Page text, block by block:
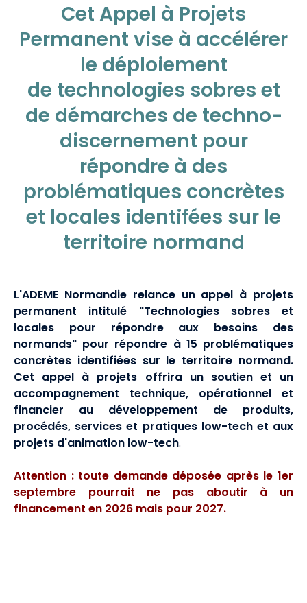
Cet Appel à Projets
Permanent vise à accélérer
le déploiement
de technologies sobres et
de démarches de techno-
discernement pour
répondre à des
problématiques concrètes
et locales identifées sur le
territoire normand
L'ADEME Normandie relance un appel à projets
permanent intitulé "Technologies sobres et
locales pour répondre aux besoins des
normands" pour répondre à 15 problématiques
concrètes identifiées sur le territoire normand.
Cet appel à projets offrira un soutien et un
accompagnement technique, opérationnel et
financier au développement de produits,
procédés, services et pratiques low-tech et aux
projets d'animation low-tech.
Attention : toute demande déposée après le 1er
septembre pourrait ne pas aboutir à un
financement en 2026 mais pour 2027.